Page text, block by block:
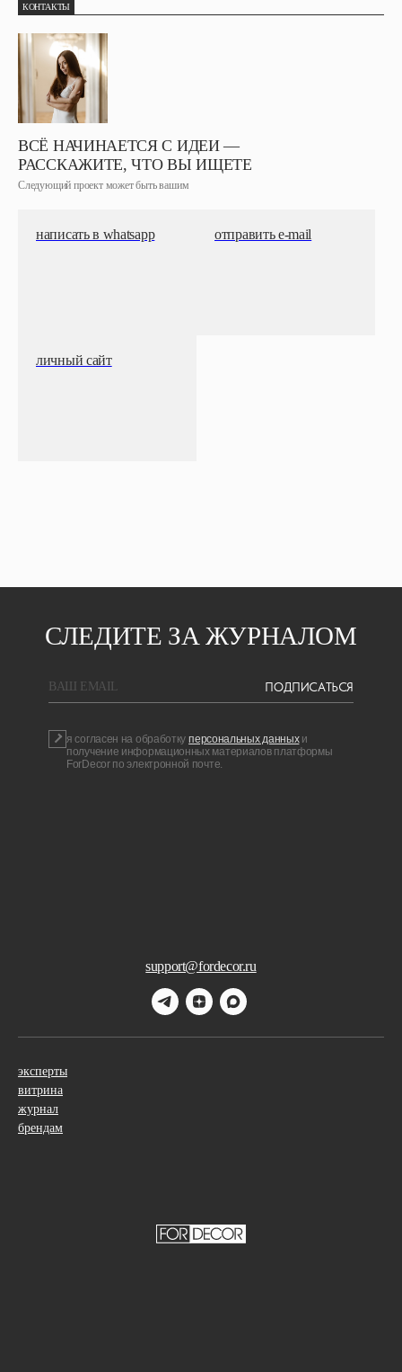
КОНТАКТЫ
ВСЁ НАЧИНАЕТСЯ С ИДЕИ —
РАССКАЖИТЕ, ЧТО ВЫ ИЩЕТЕ
Следующий проект может быть вашим
написать в whatsapp отправить e-mail
личный сайт
support@fordecor.ru
СЛЕДИТЕ ЗА ЖУРНАЛОМ
BAШ EMAIL ПОДПИСАТЬСЯ
я согласен на обработку персональных данных и
получение информационных материалов платформы
ForDecor по электронной почте.
эксперты
витрина
журнал
брендам